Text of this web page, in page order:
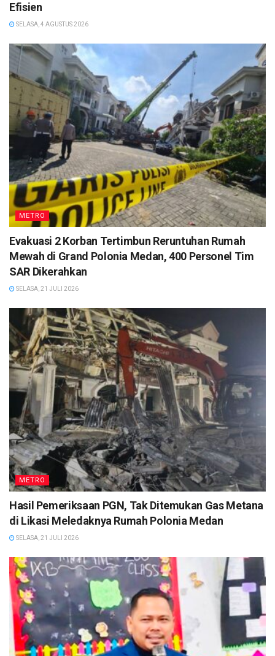
Efisien
SELASA, 4 AGUSTUS 2026
METRO
Evakuasi 2 Korban Tertimbun Reruntuhan Rumah
Mewah di Grand Polonia Medan, 400 Personel Tim
SAR Dikerahkan
SELASA, 21 JULI 2026
METRO
Hasil Pemeriksaan PGN, Tak Ditemukan Gas Metana
di Likasi Meledaknya Rumah Polonia Medan
SELASA, 21 JULI 2026